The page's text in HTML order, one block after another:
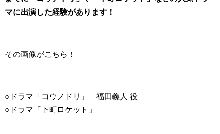
マに出演した経験があります！
その画像がこちら！
○ドラマ「コウノドリ」 福田義人 役
○ドラマ「下町ロケット」